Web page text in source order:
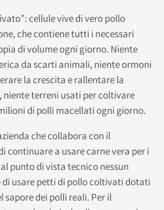
cellule vive di vero pollo
che contiene tutti i necessari
di volume ogni giorno. Niente
da scarti animali, niente ormoni
la crescita e rallentare la
terreni usati per coltivare
di polli macellati ogni giorno.
che collabora con il
continuare a usare carne vera per i
punto di vista tecnico nessun
di usare petti di pollo coltivati dotati
sapore dei polli reali. Per il